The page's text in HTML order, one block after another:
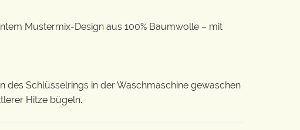
Mustermix-Design aus 100% Baumwolle – mit
Schlüsselrings in der Waschmaschine gewaschen
Hitze bügeln.